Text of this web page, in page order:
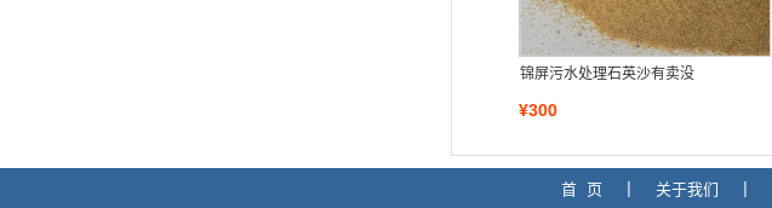
锦屏污水处理石英沙有卖没
¥300
首 页 关于我们